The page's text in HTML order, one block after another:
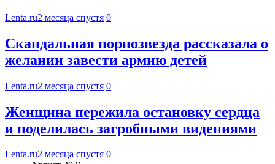
Lenta.ru2 месяца спустя 0
Скандальная порнозвезда рассказала о
желании завести армию детей
Lenta.ru2 месяца спустя 0
Женщина пережила остановку сердца
и поделилась загробными видениями
Lenta.ru2 месяца спустя 0